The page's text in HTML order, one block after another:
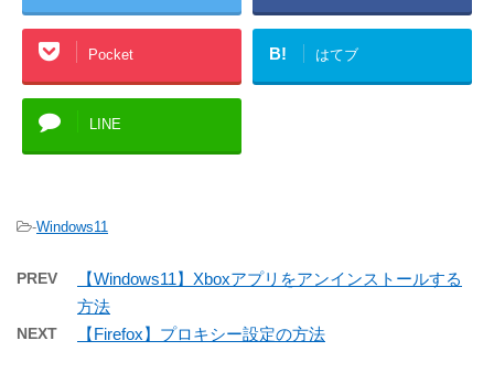
Pocket B! はてブ
LINE
-Windows11
PREV
【Windows11】Xboxアプリをアンインストールする
方法
NEXT 【Firefox】プロキシー設定の方法